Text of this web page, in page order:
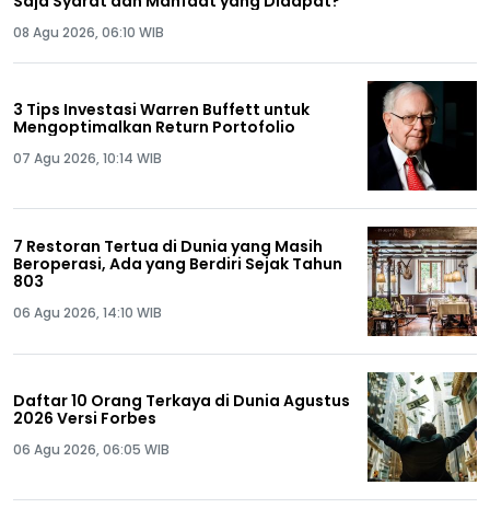
08 Agu 2026, 06:10 WIB
3 Tips Investasi Warren Buffett untuk
Mengoptimalkan Return Portofolio
07 Agu 2026, 10:14 WIB
7 Restoran Tertua di Dunia yang Masih
Beroperasi, Ada yang Berdiri Sejak Tahun
803
06 Agu 2026, 14:10 WIB
Daftar 10 Orang Terkaya di Dunia Agustus
2026 Versi Forbes
06 Agu 2026, 06:05 WIB